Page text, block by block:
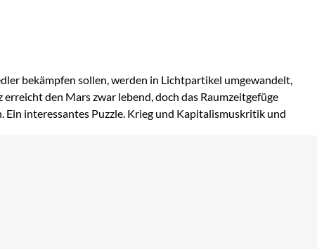
bekämpfen sollen, werden in Lichtpartikel umgewandelt,
den Mars zwar lebend, doch das Raumzeitgefüge
interessantes Puzzle. Krieg und Kapitalismuskritik und